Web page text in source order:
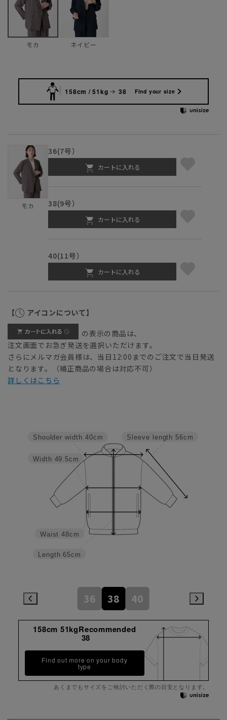
モカ ネイビー
158cm / 51kg 38 Find your size
モカ
36(7号）
カートに入れる
38(9号）
カートに入れる
40(11号）
カートに入れる
【 アイコンについて】
の表示の商品は、
注文画面でお急ぎ発送を選択いただけます。
さらにメルマガ会員様は、当日12:00までのご注文で当日発送
となります。（補正商品の場合は対応不可）
詳しくはこちら
Sleeve length 56cm
Length 65cm
Waist 48cm
Width 49.5cm
Shoulder width 40cm
36 38 40
158cm 51kgRecommended
38
Find out more on your body
type
あくまでもサイズをご検討いただく際の目安となります。